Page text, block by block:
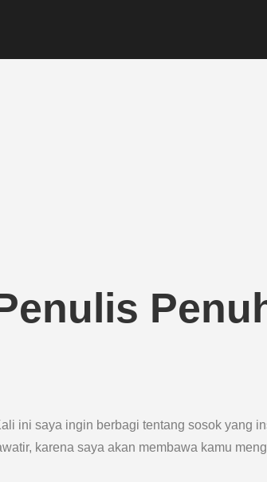
ini saya ingin berbagi tentang sosok yang
karena saya akan membawa kamu